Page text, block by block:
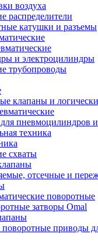
воздуха
распределители
катушки и разъемы
и электроцилиндры
трубопроводы
клапаны и
пневмоцилиндров и
техника
схваты
отсечные и
поворотные
затворы Omal
поворотные приводы